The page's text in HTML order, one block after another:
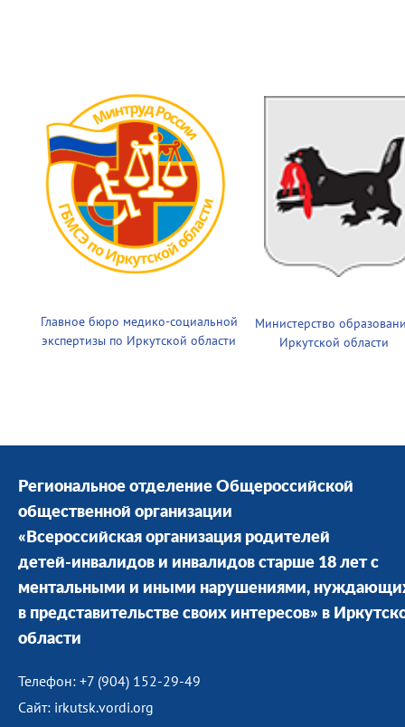
Главное бюро медико-социальной
экспертизы по Иркутской области
Министерство
Иркутской области
Региональное отделение Общероссийской
общественной организации
«Всероссийская организация родителей
детей-инвалидов и инвалидов старше 18 лет с
ментальными и иными нарушениями,
в представительстве своих интересов» в
области
Телефон: +7 (904) 152-29-49
Сайт: irkutsk.vordi.org